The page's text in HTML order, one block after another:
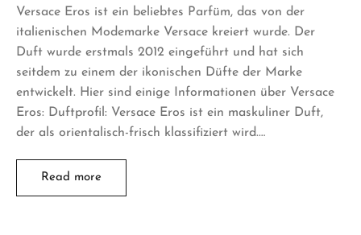
Versace Eros ist ein beliebtes Parfüm, das von der
italienischen Modemarke Versace kreiert wurde. Der
Duft wurde erstmals 2012 eingeführt und hat sich
seitdem zu einem der ikonischen Düfte der Marke
entwickelt. Hier sind einige Informationen über Versace
Eros: Duftprofil: Versace Eros ist ein maskuliner Duft,
der als orientalisch-frisch klassifiziert wird.…
Read more